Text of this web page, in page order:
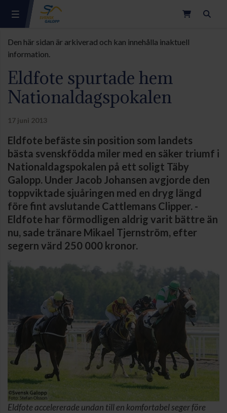
Den här sidan är arkiverad och kan innehålla inaktuell
information.
Eldfote spurtade hem
Nationaldagspokalen
17 juni 2013
Eldfote befäste sin position som landets
bästa svenskfödda miler med en säker triumf i
Nationaldagspokalen på ett soligt Täby
Galopp. Under Jacob Johansen avgjorde den
toppviktade sjuåringen med en dryg längd
före fint avslutande Cattlemans Clipper. -
Eldfote har förmodligen aldrig varit bättre än
nu, sade tränare Mikael Tjernström, efter
segern värd 250 000 kronor.
Eldfote accelererade undan till en komfortabel seger före